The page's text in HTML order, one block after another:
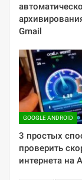
Gmail
GOOGLE ANDROID
3 простых
проверить
интернета на